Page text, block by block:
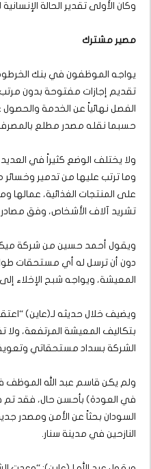
وكان الأولى تقدير الحالة
مصير مشترك
يواجه الموظفون في بنك
تقديم إجازات مفتوحة بدون
حسبما نقله مصدر مطلع بالمصرف
ولا يختلف الوضع كثيراً في
وما ترتب عليها من تدمير
على المنتجات الغذائية،
تشريد آلاف الأشخاص، وفق
ويقول أحمد حسين من شركة
المعيشة، ويواجه شبح الإخلاء
ويضيف خلال حديثه لـ(عاين)
بتكاليف المعيشة المرتفعة،
الشركة بسداد مستحقاتي
ولم يكن قاسم عبد الله الموظف
في العودة) بأحسن حال، فقد تم
السودان بحثاً عن الأمن ومصدر
النازحين في مدينة سنار.